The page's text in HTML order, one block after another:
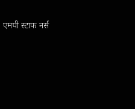
एमपी स्टाफ नर्स